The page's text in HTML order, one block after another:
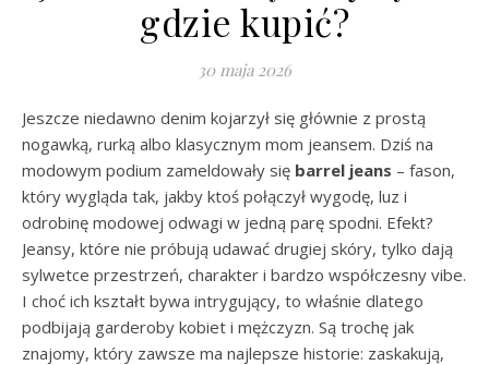
gdzie kupić?
30 maja 2026
Jeszcze niedawno denim kojarzył się głównie z prostą
nogawką, rurką albo klasycznym mom jeansem. Dziś na
modowym podium zameldowały się barrel jeans – fason,
który wygląda tak, jakby ktoś połączył wygodę, luz i
odrobinę modowej odwagi w jedną parę spodni. Efekt?
Jeansy, które nie próbują udawać drugiej skóry, tylko dają
sylwetce przestrzeń, charakter i bardzo współczesny vibe.
I choć ich kształt bywa intrygujący, to właśnie dlatego
podbijają garderoby kobiet i mężczyzn. Są trochę jak
znajomy, który zawsze ma najlepsze historie: zaskakują,